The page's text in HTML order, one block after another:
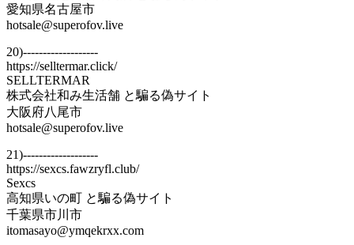
愛知県名古屋市
hotsale@superofov.live
20)-------------------
https://selltermar.click/
SELLTERMAR
株式会社和み生活舗 と騙る偽サイト
大阪府八尾市
hotsale@superofov.live
21)-------------------
https://sexcs.fawzryfl.club/
Sexcs
高知県いの町 と騙る偽サイト
千葉県市川市
itomasayo@ymqekrxx.com